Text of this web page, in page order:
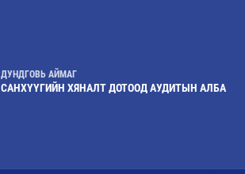
ДУНДГОВЬ АЙМАГ
САНХҮҮГИЙН ХЯНАЛТ ДОТООД АУДИТЫН АЛБА